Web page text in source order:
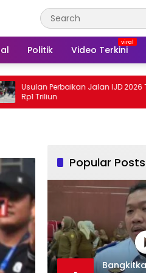
Politik Video Terkini
Perbaikan Jalan IJD 2026 Tembus
Popular Posts